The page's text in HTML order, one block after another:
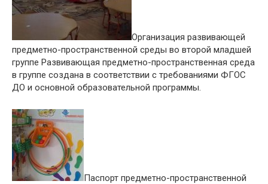
Организация развивающей
предметно-пространственной среды во второй младшей
группе Развивающая предметно-пространственная среда
в группе создана в соответствии с требованиями ФГОС
ДО и основной образовательной программы.
Паспорт предметно-пространственной